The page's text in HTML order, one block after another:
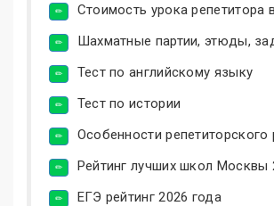
Стоимость урока репетитора
Шахматные партии, этюды,
Тест по английскому языку
Тест по истории
Особенности репетиторского
Рейтинг лучших школ Москвы
ЕГЭ рейтинг 2026 года